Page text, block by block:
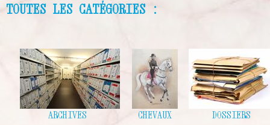
TOUTES LES CATÉGORIES :
ARCHIVES CHEVAUX DOSSIERS